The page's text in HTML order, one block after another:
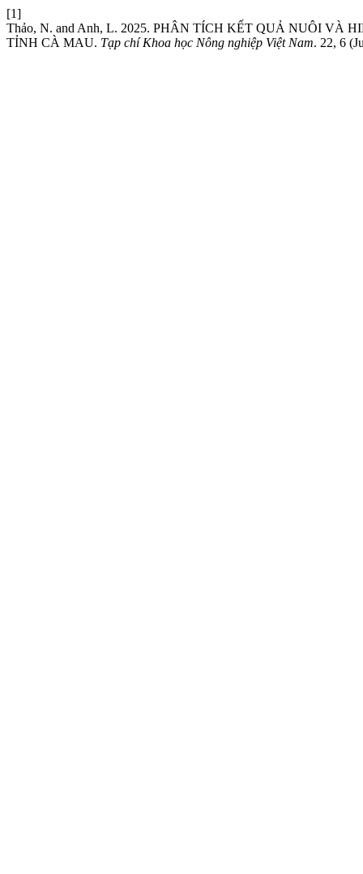
[1]
Thảo, N. and Anh, L. 2025. PHÂN TÍCH KẾT QUẢ NUÔI VÀ
TỈNH CÀ MAU. Tạp chí Khoa học Nông nghiệp Việt Nam. 22, 6